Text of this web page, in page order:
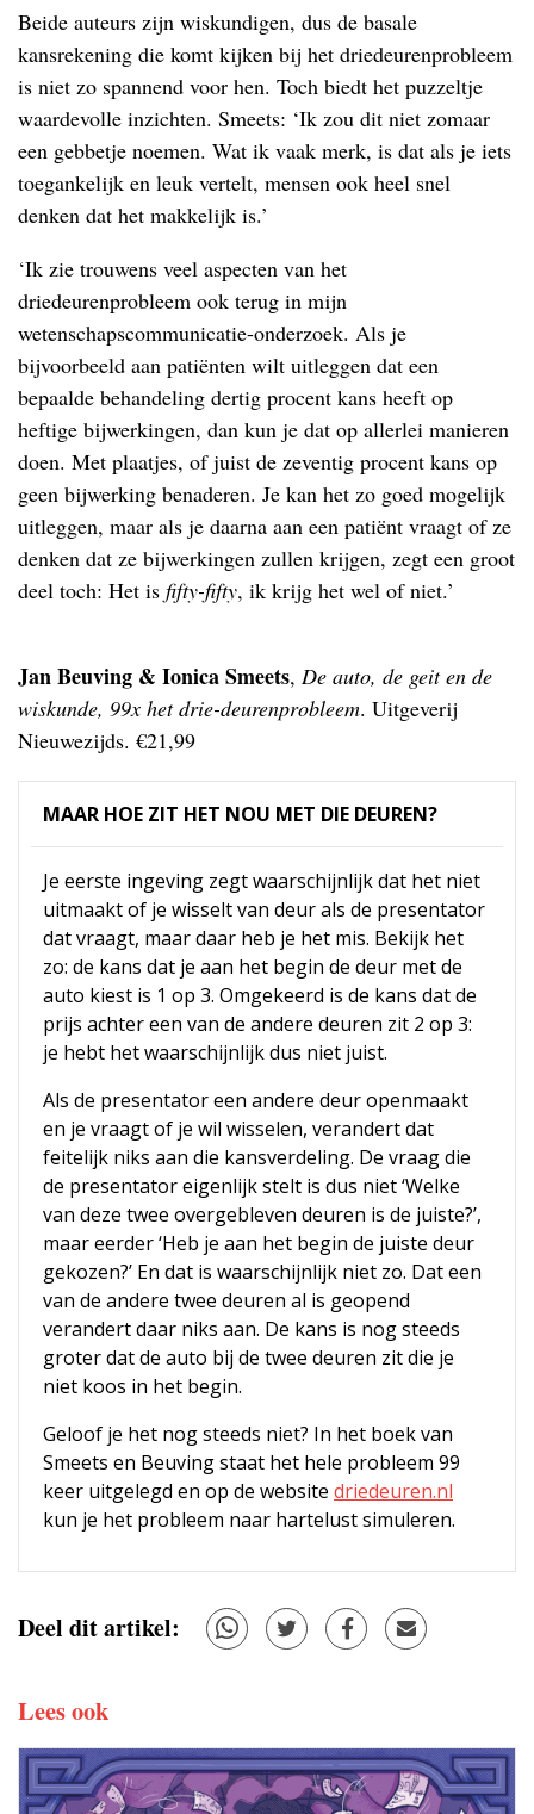
Beide auteurs zijn wiskundigen, dus de basale
kansrekening die komt kijken bij het driedeurenprobleem
is niet zo spannend voor hen. Toch biedt het puzzeltje
waardevolle inzichten. Smeets: ‘Ik zou dit niet zomaar
een gebbetje noemen. Wat ik vaak merk, is dat als je iets
toegankelijk en leuk vertelt, mensen ook heel snel
denken dat het makkelijk is.’
‘Ik zie trouwens veel aspecten van het
driedeurenprobleem ook terug in mijn
wetenschapscommunicatie-onderzoek. Als je
bijvoorbeeld aan patiënten wilt uitleggen dat een
bepaalde behandeling dertig procent kans heeft op
heftige bijwerkingen, dan kun je dat op allerlei manieren
doen. Met plaatjes, of juist de zeventig procent kans op
geen bijwerking benaderen. Je kan het zo goed mogelijk
uitleggen, maar als je daarna aan een patiënt vraagt of ze
denken dat ze bijwerkingen zullen krijgen, zegt een groot
deel toch: Het is fifty-fifty, ik krijg het wel of niet.’
Jan Beuving & Ionica Smeets, De auto, de geit en de
wiskunde, 99x het drie-deurenprobleem. Uitgeverij
Nieuwezijds. €21,99
MAAR HOE ZIT HET NOU MET DIE DEUREN?
Je eerste ingeving zegt waarschijnlijk dat het niet
uitmaakt of je wisselt van deur als de presentator
dat vraagt, maar daar heb je het mis. Bekijk het
zo: de kans dat je aan het begin de deur met de
auto kiest is 1 op 3. Omgekeerd is de kans dat de
prijs achter een van de andere deuren zit 2 op 3:
je hebt het waarschijnlijk dus niet juist.
Als de presentator een andere deur openmaakt
en je vraagt of je wil wisselen, verandert dat
feitelijk niks aan die kansverdeling. De vraag die
de presentator eigenlijk stelt is dus niet ‘Welke
van deze twee overgebleven deuren is de juiste?’,
maar eerder ‘Heb je aan het begin de juiste deur
gekozen?’ En dat is waarschijnlijk niet zo. Dat een
van de andere twee deuren al is geopend
verandert daar niks aan. De kans is nog steeds
groter dat de auto bij de twee deuren zit die je
niet koos in het begin.
Geloof je het nog steeds niet? In het boek van
Smeets en Beuving staat het hele probleem 99
keer uitgelegd en op de website driedeuren.nl
kun je het probleem naar hartelust simuleren.
Deel dit artikel:
Lees ook